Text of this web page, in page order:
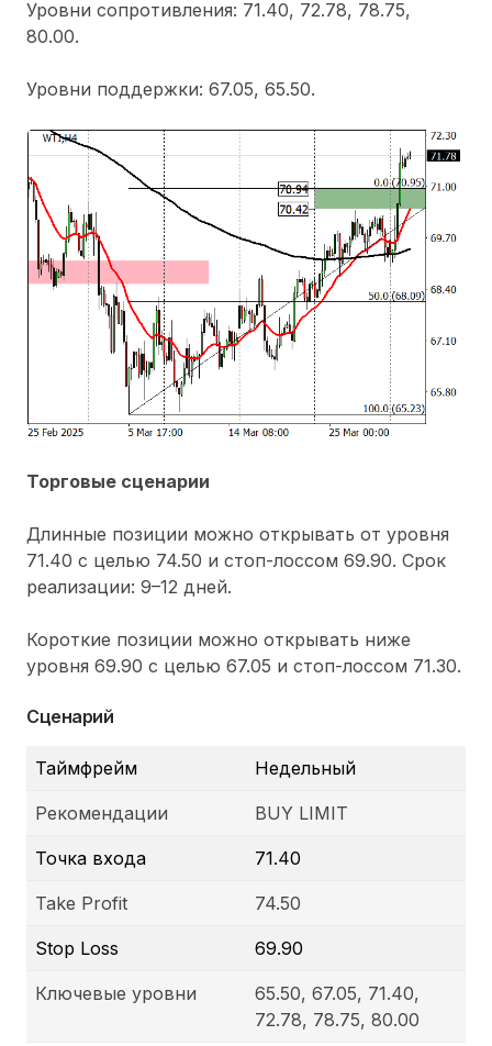
Уровни сопротивления: 71.40, 72.78, 78.75,
80.00.
Уровни поддержки: 67.05, 65.50.
Торговые сценарии
Длинные позиции можно открывать от уровня
71.40 с целью 74.50 и стоп-лоссом 69.90. Срок
реализации: 9–12 дней.
Короткие позиции можно открывать ниже
уровня 69.90 с целью 67.05 и стоп-лоссом 71.30.
Сценарий
Таймфрейм Недельный
Рекомендации BUY LIMIT
Точка входа 71.40
Take Profit 74.50
Stop Loss 69.90
Ключевые уровни
65.50, 67.05, 71.40,
72.78, 78.75, 80.00